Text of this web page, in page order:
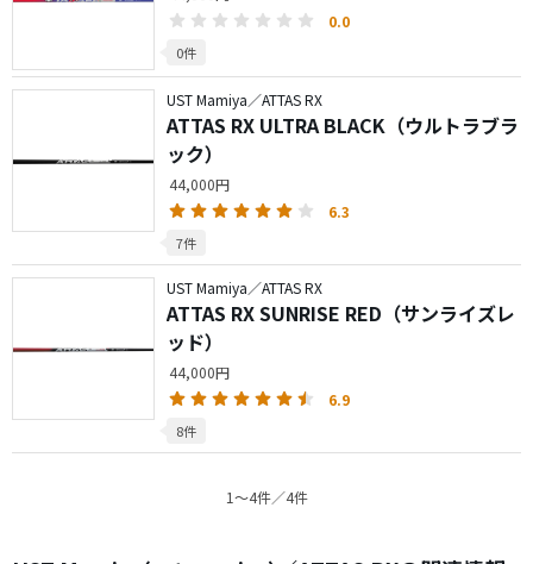
0.0
0件
UST Mamiya／ATTAS RX
ATTAS RX ULTRA BLACK（ウルトラブラ
ック）
44,000円
6.3
7件
UST Mamiya／ATTAS RX
ATTAS RX SUNRISE RED（サンライズレ
ッド）
44,000円
6.9
8件
1〜4件／4件